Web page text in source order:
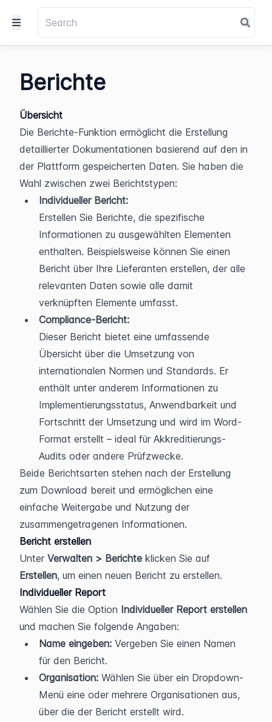
Berichte
Übersicht
Die Berichte-Funktion ermöglicht die Erstellung
detaillierter Dokumentationen basierend auf den in
der Plattform gespeicherten Daten. Sie haben die
Wahl zwischen zwei Berichtstypen:
Individueller Bericht:
Erstellen Sie Berichte, die spezifische
Informationen zu ausgewählten Elementen
enthalten. Beispielsweise können Sie einen
Bericht über Ihre Lieferanten erstellen, der alle
relevanten Daten sowie alle damit
verknüpften Elemente umfasst.
Compliance-Bericht:
Dieser Bericht bietet eine umfassende
Übersicht über die Umsetzung von
internationalen Normen und Standards. Er
enthält unter anderem Informationen zu
Implementierungsstatus, Anwendbarkeit und
Fortschritt der Umsetzung und wird im Word-
Format erstellt – ideal für Akkreditierungs-
Audits oder andere Prüfzwecke.
Beide Berichtsarten stehen nach der Erstellung
zum Download bereit und ermöglichen eine
einfache Weitergabe und Nutzung der
zusammengetragenen Informationen.
Bericht erstellen
Unter Verwalten > Berichte
Erstellen, um einen neuen Bericht zu erstellen.
Individueller Report
Wählen Sie die Option Individueller Report erstellen
und machen Sie folgende Angaben:
Name eingeben: Vergeben Sie einen Namen
für den Bericht.
Organisation: Wählen Sie über ein Dropdown-
Menü eine oder mehrere Organisationen aus,
über die der Bericht erstellt wird.